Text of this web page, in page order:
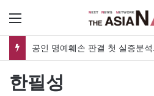
한필성